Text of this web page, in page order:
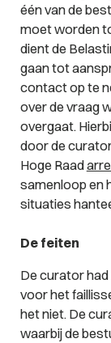
één van de
moet worden
dient de
gaan tot
contact op te
over de vraag
overgaat.
door de
Hoge Raad
samenloop en
situaties
De feiten
De curator
voor het
het niet. De
waarbij de